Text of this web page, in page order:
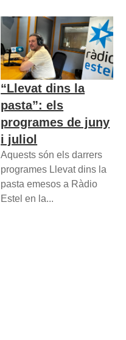
“Llevat dins la
pasta”: els
programes de juny
i juliol
Aquests són els darrers
programes Llevat dins la
pasta emesos a Ràdio
Estel en la...